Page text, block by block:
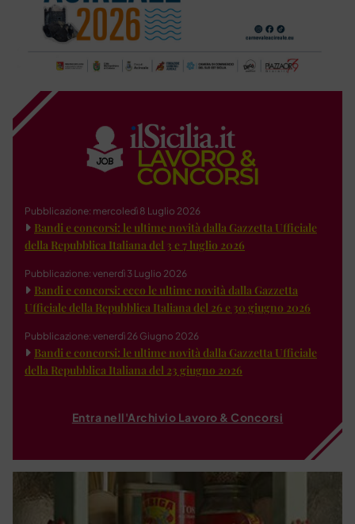
Pubblicazione: mercoledì 8 Luglio 2026
Bandi e concorsi: le ultime novità dalla Gazzetta Ufficiale
della Repubblica Italiana del 3 e 7 luglio 2026
Pubblicazione: venerdì 3 Luglio 2026
Bandi e concorsi: ecco le ultime novità dalla Gazzetta
Ufficiale della Repubblica Italiana del 26 e 30 giugno 2026
Pubblicazione: venerdì 26 Giugno 2026
Bandi e concorsi: le ultime novità dalla Gazzetta Ufficiale
della Repubblica Italiana del 23 giugno 2026
Entra nell'Archivio Lavoro & Concorsi